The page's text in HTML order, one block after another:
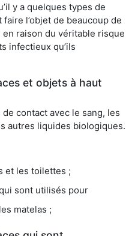
y a quelques types de
l’objet de beaucoup de
raison du véritable risque
infectieux qu’ils
et objets à haut
de contact avec le sang, les
autres liquides biologiques.
et les toilettes ;
sont utilisés pour
matelas ;